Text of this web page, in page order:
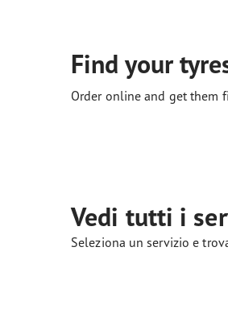
Find your
Order online and get them
Vedi tutti i
Seleziona un servizio e